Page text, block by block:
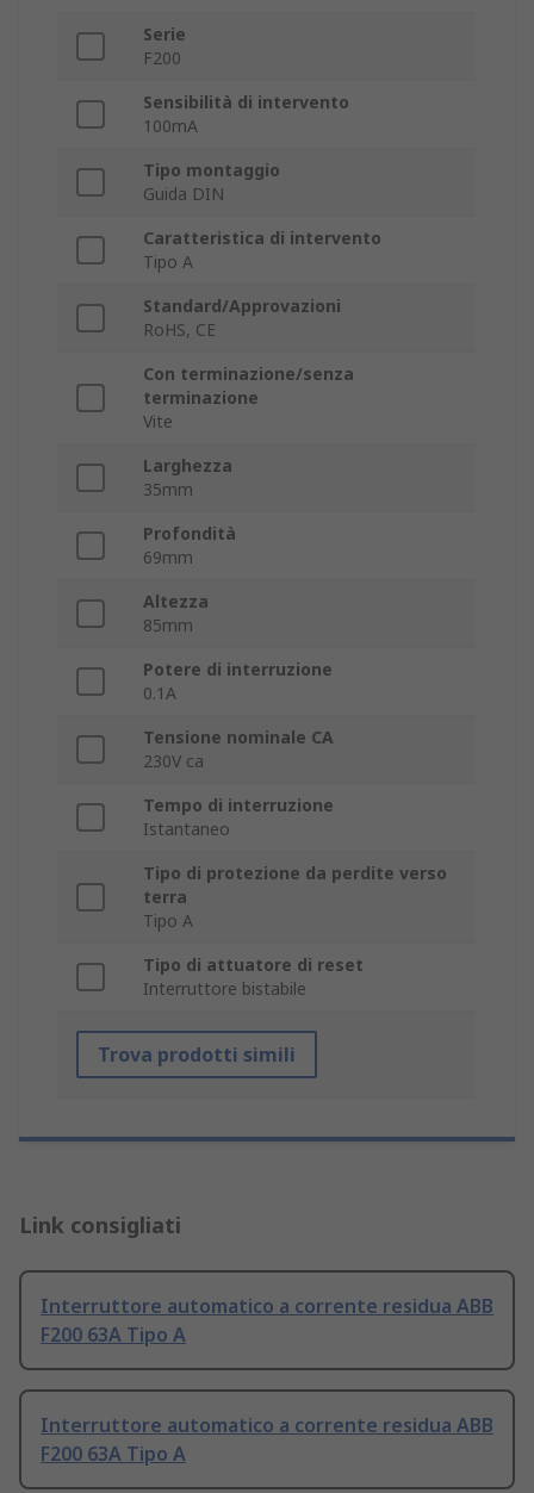
Serie
F200
Sensibilità di intervento
100mA
Tipo montaggio
Guida DIN
Caratteristica di intervento
Tipo A
Standard/Approvazioni
RoHS, CE
Con terminazione/senza
terminazione
Vite
Larghezza
35mm
Profondità
69mm
Altezza
85mm
Potere di interruzione
0.1A
Tensione nominale CA
230V ca
Tempo di interruzione
Istantaneo
Tipo di protezione da perdite verso
terra
Tipo A
Tipo di attuatore di reset
Interruttore bistabile
Trova prodotti simili
Link consigliati
Interruttore automatico a corrente residua ABB
F200 63A Tipo A
Interruttore automatico a corrente residua ABB
F200 63A Tipo A